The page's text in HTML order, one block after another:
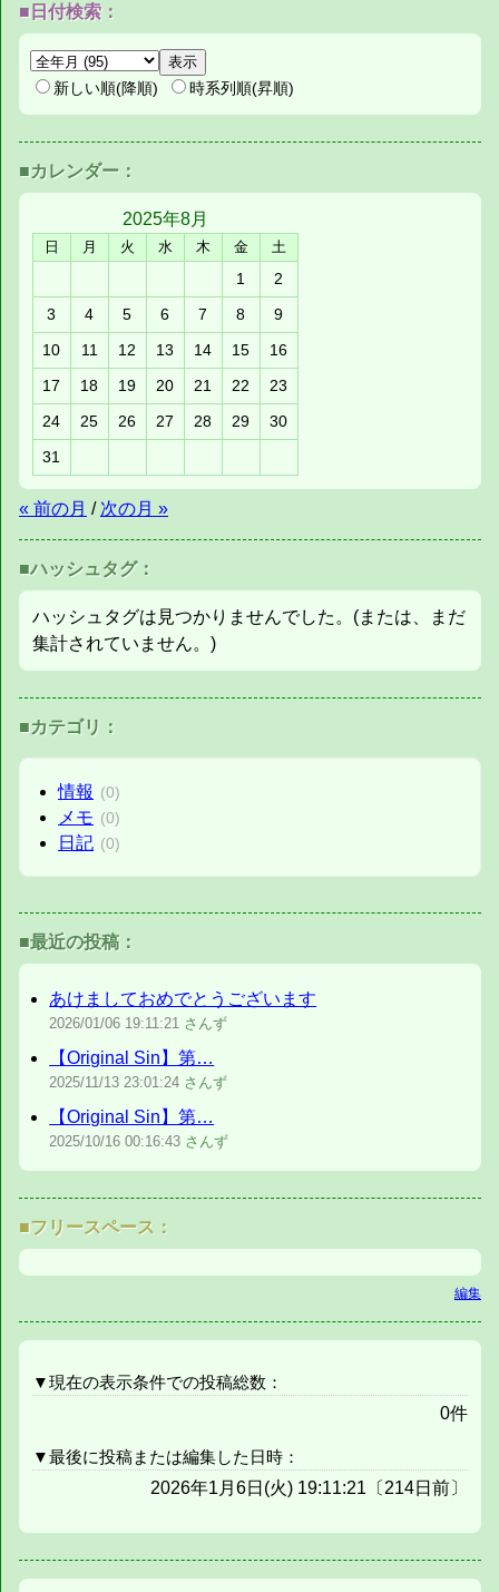
■日付検索：
新しい順(降順) 時系列順(昇順)
■カレンダー：
2025年8月
日 月 火 水 木 金 土
1
2
3
4 5 6 7 8
9
10
11 12 13 14 15
16
17
18 19 20 21 22
23
24
25 26 27 28 29
30
31
« 前の月 / 次の月 »
■ハッシュタグ：
ハッシュタグは見つかりませんでした。(または、まだ
集計されていません。)
■カテゴリ：
情報 (0)
メモ (0)
日記 (0)
■最近の投稿：
あけましておめでとうございます
2026/01/06 19:11:21 さんず
【Original Sin】第…
2025/11/13 23:01:24 さんず
【Original Sin】第…
2025/10/16 00:16:43 さんず
■フリースペース：
編集
▼現在の表示条件での投稿総数：
0件
▼最後に投稿または編集した日時：
2026年1月6日(火) 19:11:21〔214日前〕